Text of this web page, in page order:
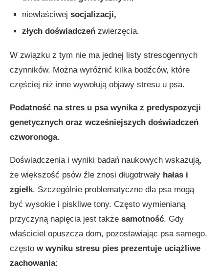
niewłaściwej socjalizacji,
złych doświadczeń zwierzęcia.
W związku z tym nie ma jednej listy stresogennych
czynników. Można wyróżnić kilka bodźców, które
częściej niż inne wywołują objawy stresu u psa.
Podatność na stres u psa wynika z predyspozycji
genetycznych oraz wcześniejszych doświadczeń
czworonoga.
Doświadczenia i wyniki badań naukowych wskazują,
że większość psów źle znosi długotrwały hałas i
zgiełk. Szczególnie problematyczne dla psa mogą
być wysokie i piskliwe tony. Często wymienianą
przyczyną napięcia jest także samotność. Gdy
właściciel opuszcza dom, pozostawiając psa samego,
często w wyniku stresu pies prezentuje uciążliwe
zachowania: